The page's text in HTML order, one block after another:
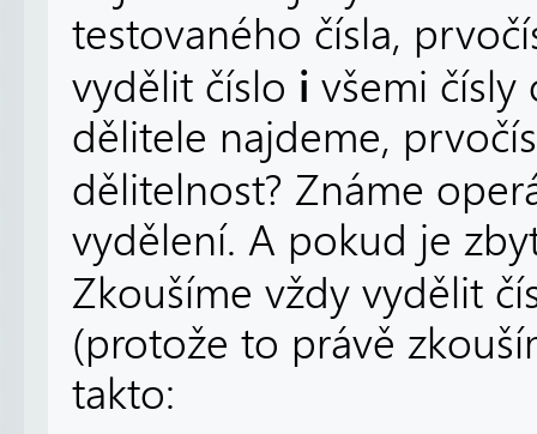
testovaného čísla,
vydělit číslo i všemi
dělitele najdeme,
dělitelnost? Známe
vydělení. A pokud je
Zkoušíme vždy vydělit
(protože to právě
takto: